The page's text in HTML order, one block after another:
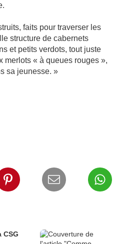
faits pour traverser les
structure de cabernets
et petits verdots, tout juste
merlots « à queues rouges »,
sa jeunesse. »
CSG